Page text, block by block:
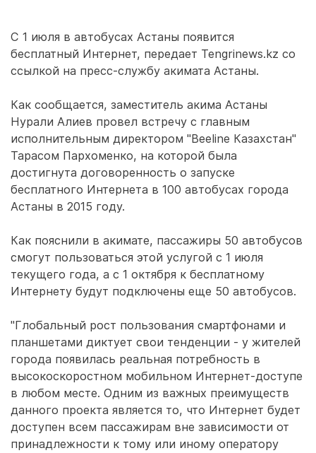
С 1 июля в автобусах Астаны появится
бесплатный Интернет, передает Tengrinews.kz со
ссылкой на пресс-службу акимата Астаны.
Как сообщается, заместитель акима Астаны
Нурали Алиев провел встречу с главным
исполнительным директором "Beeline Казахстан"
Тарасом Пархоменко, на которой была
достигнута договоренность о запуске
бесплатного Интернета в 100 автобусах города
Астаны в 2015 году.
Как пояснили в акимате, пассажиры 50 автобусов
смогут пользоваться этой услугой с 1 июля
текущего года, а с 1 октября к бесплатному
Интернету будут подключены еще 50 автобусов.
"Глобальный рост пользования смартфонами и
планшетами диктует свои тенденции - у жителей
города появилась реальная потребность в
высокоскоростном мобильном Интернет-доступе
в любом месте. Одним из важных преимуществ
данного проекта является то, что Интернет будет
доступен всем пассажирам вне зависимости от
принадлежности к тому или иному оператору